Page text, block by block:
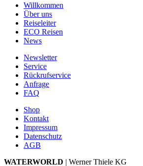
Willkommen
Über uns
Reiseleiter
ECO Reisen
News
Newsletter
Service
Rückrufservice
Anfrage
FAQ
Shop
Kontakt
Impressum
Datenschutz
AGB
WATERWORLD | Werner Thiele KG